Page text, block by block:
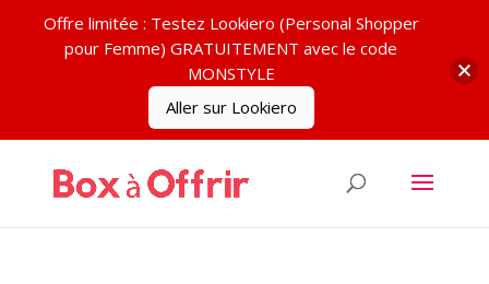
Offre limitée : Testez Lookiero (Personal Shopper
pour Femme) GRATUITEMENT avec le code
MONSTYLE
Aller sur Lookiero